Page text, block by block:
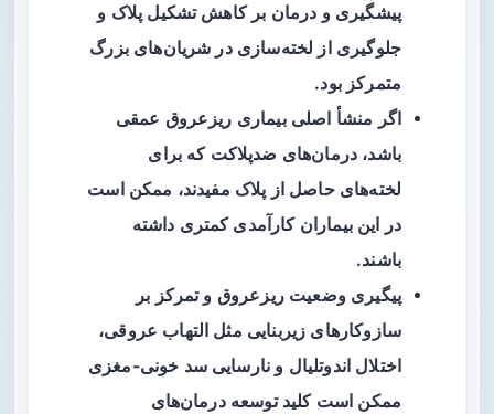
پیشگیری و درمان بر کاهش تشکیل پلاک و
جلوگیری از لخته‌سازی در شریان‌های بزرگ
متمرکز بود.
اگر منشأ اصلی بیماری ریزعروق عمقی
باشد، درمان‌های ضدپلاکت که برای
لخته‌های حاصل از پلاک مفیدند، ممکن است
در این بیماران کارآمدی کمتری داشته
باشند.
پیگیری وضعیت ریزعروق و تمرکز بر
سازوکارهای زیربنایی مثل التهاب عروقی،
اختلال اندوتلیال و نارسایی سد خونی-مغزی
ممکن است کلید توسعه درمان‌های